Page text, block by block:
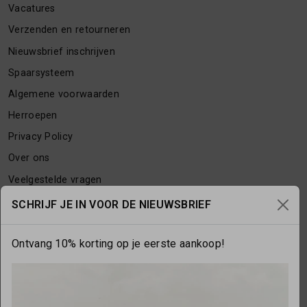
Vacatures
Verzenden en retourneren
Nieuwsbrief inschrijven
Spaarsysteem
Algemene voorwaarden
Herroepen
Privacy Policy
Over ons
Veelgestelde vragen
Contact
OPENINGSTIJDEN
SCHRIJF JE IN VOOR DE NIEUWSBRIEF
Ontvang 10% korting op je eerste aankoop!